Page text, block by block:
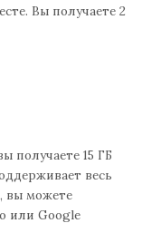
Вы получаете 2
получаете 15 ГБ
весь
вы можете
или Google